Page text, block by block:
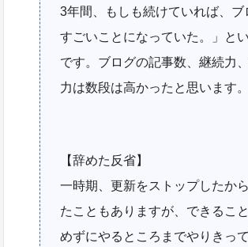
3年間、もしも続けていれば、ブ
すごいことになっていた。」と
です。ブログの記事数、継続力
力は数段は高かったと思います。
【辞めた反省】
一時期、更新をストップしたか
たこともありますが、できるこ
めずにやるところまでやりきっ